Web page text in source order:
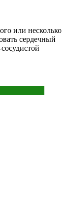
или несколько
сердечный